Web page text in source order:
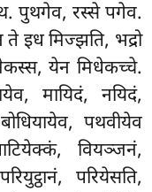
पुथगेव, रस्से पगेव.
इध मिज्झति, भद्रो
येन मिधेकच्चे.
मायिदं, नयिदं,
पथवीयेव
वियञ्जनं,
परियेसति,